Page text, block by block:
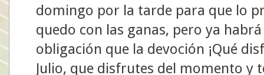
domingo por la tarde para que lo
quedo con las ganas, pero ya
obligación que la devoción ¡Qué
Julio, que disfrutes del momento y